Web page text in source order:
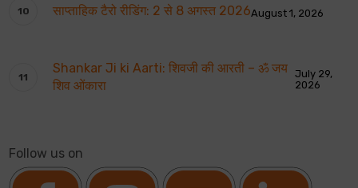
साप्ताहिक टैरो रीडिंग: 2 से 8 अगस्त 2026August 1, 2026
Shankar Ji ki Aarti: शिवजी की आरती – ॐ जय
शिव ओंकारा
July 29,
2026
Follow us on